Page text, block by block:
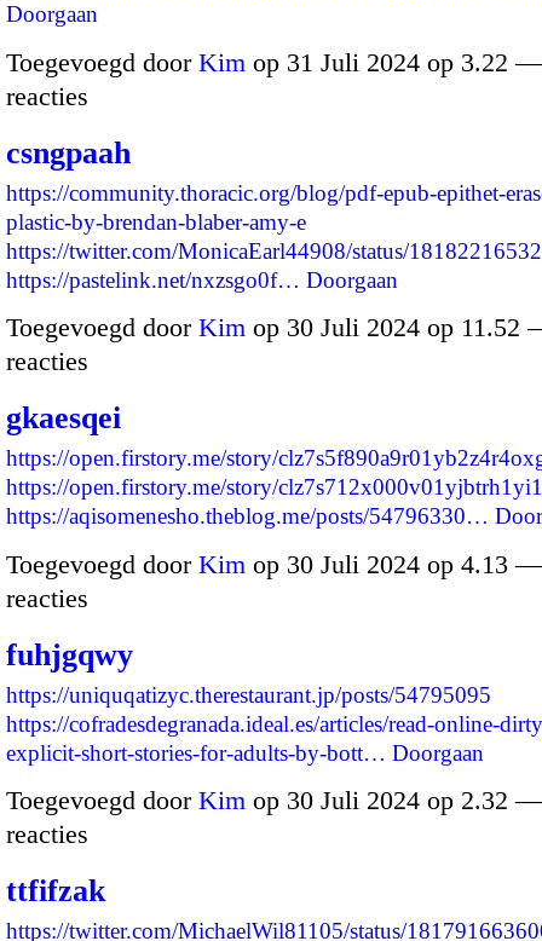
Doorgaan
Toegevoegd door Kim op 31 Juli 2024 op 3.22
reacties
csngpaah
https://community.thoracic.org/blog/pdf-epub-epithet-
plastic-by-brendan-blaber-amy-e
https://twitter.com/MonicaEarl44908/status/
https://pastelink.net/nxzsgo0f… Doorgaan
Toegevoegd door Kim op 30 Juli 2024 op 11.52
reacties
gkaesqei
https://open.firstory.me/story/
https://open.firstory.me/story/clz7s712x000v01yjbtrh1yi1
https://aqisomenesho.theblog.me/posts/54796330…
Toegevoegd door Kim op 30 Juli 2024 op 4.13
reacties
fuhjgqwy
https://uniquqatizyc.therestaurant.jp/posts/54795095
https://cofradesdegranada.ideal.es/articles/read-online-
explicit-short-stories-for-adults-by-bott… Doorgaan
Toegevoegd door Kim op 30 Juli 2024 op 2.32
reacties
ttfifzak
https://twitter.com/MichaelWil81105/status/